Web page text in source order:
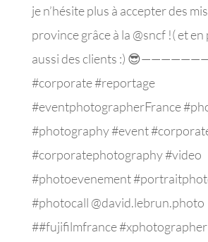
je n’hésite plus à accepter des
province grâce à la @sncf !( et
aussi des clients :)
#corporate #reportage
#eventphotographerFrance
#photography #event
#corporatephotography #video
#photoevenement
#photocall @david.lebrun.photo
##fujifilmfrance